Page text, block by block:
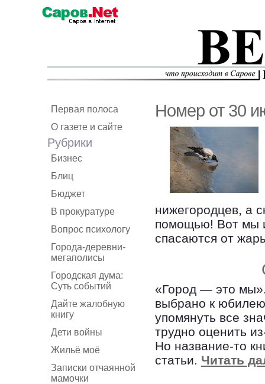
Первая полоса
О газете и сайте
Рубрики
Бизнес
Блиц
Бюджет
В прокуратуре
Вопрос психологу
Города-деревни-
мегаполисы
Городская дума:
Суть событий
Дайте жалобную
книгу
Дети войны
Жильё моё
Записки отчаянной
мамочки
Номер от 30
нижегородцев, а
помощью! Вот мы
спасаются от
«Город — это
выбрано к юбилею
упомянуть все
трудно оценить
Но название-то
статьи. Читать